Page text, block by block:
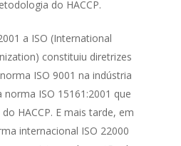
do HACCP.
a ISO (International
constituiu diretrizes
ISO 9001 na indústria
ISO 15161:2001 que
HACCP. E mais tarde, em
internacional ISO 22000